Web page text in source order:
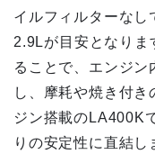
イルフィルターなし
2.9Lが目安となりま
ることで、エンジン
し、摩耗や焼き付
ジン搭載のLA400K
りの安定性に直結し